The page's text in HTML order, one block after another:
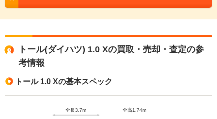
トール(ダイハツ) 1.0 Xの買取・売却・査定の参
考情報
トール 1.0 Xの基本スペック
全長3.7m 全高1.74m